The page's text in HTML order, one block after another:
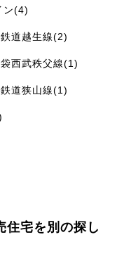
ン(4)
道越生線(2)
西武秩父線(1)
道狭山線(1)
住宅を別の探し